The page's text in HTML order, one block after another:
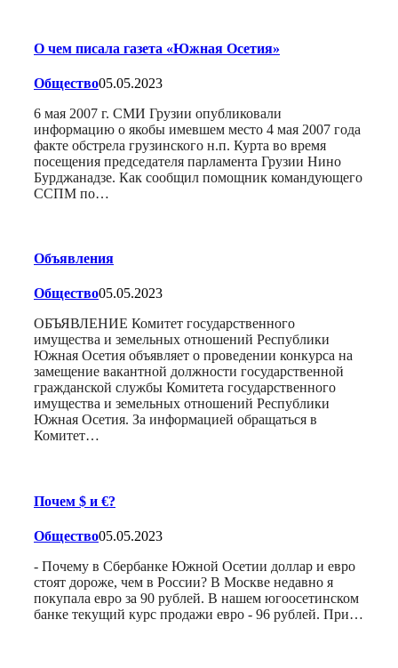
О чем писала газета «Южная Осетия»
Общество05.05.2023
6 мая 2007 г. СМИ Грузии опубликовали
информацию о якобы имевшем место 4 мая 2007 года
факте обстрела грузинского н.п. Курта во время
посещения председателя парламента Грузии Нино
Бурджанадзе. Как сообщил помощник командующего
ССПМ по…
Объявления
Общество05.05.2023
ОБЪЯВЛЕНИЕ Комитет государственного
имущества и земельных отношений Республики
Южная Осетия объявляет о проведении конкурса на
замещение вакантной должности государственной
гражданской службы Комитета государственного
имущества и земельных отношений Республики
Южная Осетия. За информацией обращаться в
Комитет…
Почем $ и €?
Общество05.05.2023
- Почему в Сбербанке Южной Осетии доллар и евро
стоят дороже, чем в России? В Москве недавно я
покупала евро за 90 рублей. В нашем югоосетинском
банке текущий курс продажи евро - 96 рублей. При…